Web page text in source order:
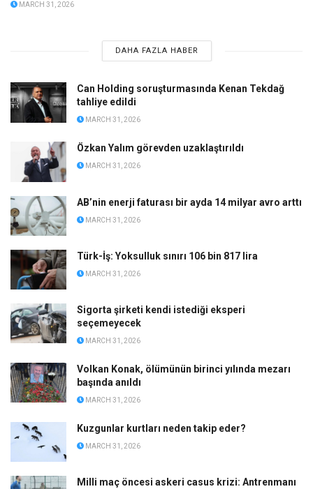
MARCH 31, 2026
DAHA FAZLA HABER
Can Holding soruşturmasında Kenan Tekdağ
tahliye edildi
MARCH 31, 2026
Özkan Yalım görevden uzaklaştırıldı
MARCH 31, 2026
AB’nin enerji faturası bir ayda 14 milyar avro arttı
MARCH 31, 2026
Türk-İş: Yoksulluk sınırı 106 bin 817 lira
MARCH 31, 2026
Sigorta şirketi kendi istediği eksperi
seçemeyecek
MARCH 31, 2026
Volkan Konak, ölümünün birinci yılında mezarı
başında anıldı
MARCH 31, 2026
Kuzgunlar kurtları neden takip eder?
MARCH 31, 2026
Milli maç öncesi askeri casus krizi: Antrenmanı